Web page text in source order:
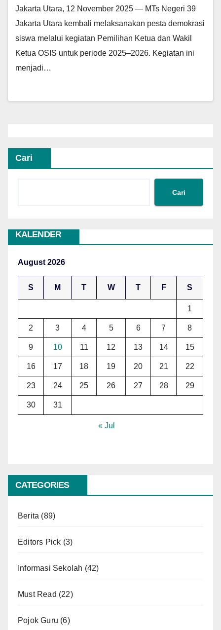
Jakarta Utara, 12 November 2025 — MTs Negeri 39
Jakarta Utara kembali melaksanakan pesta demokrasi
siswa melalui kegiatan Pemilihan Ketua dan Wakil
Ketua OSIS untuk periode 2025–2026. Kegiatan ini
menjadi…
Cari
Cari
KALENDER
August 2026
S M T W T F S
1
2 3 4 5 6 7 8
9 10 11 12 13 14 15
16 17 18 19 20 21 22
23 24 25 26 27 28 29
30 31
« Jul
CATEGORIES
Berita (89)
Editors Pick (3)
Informasi Sekolah (42)
Must Read (22)
Pojok Guru (6)